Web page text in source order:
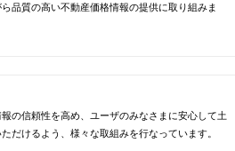
品質の高い不動産価格情報の提供に取り組みま
の信頼性を高め、ユーザのみなさまに安心して土
だけるよう、様々な取組みを行なっています。